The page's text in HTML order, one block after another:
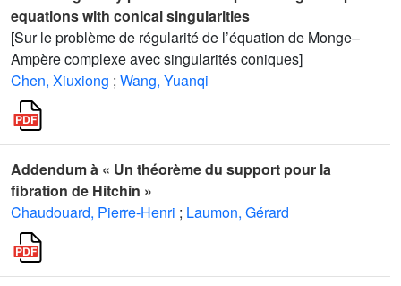
equations with conical singularities
[Sur le problème de régularité de l’équation de Monge–
Ampère complexe avec singularités coniques]
Chen, Xiuxiong ; Wang, Yuanqi
Addendum à « Un théorème du support pour la
fibration de Hitchin »
Chaudouard, Pierre-Henri ; Laumon, Gérard